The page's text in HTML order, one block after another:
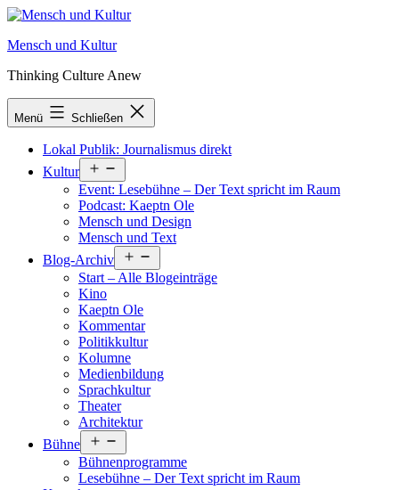
Zum
springen
Mensch und Kultur
Thinking Culture Anew
Menü Schließen
Lokal Publik: Journalismus direkt
Kultur
öffnen
Event: Lesebühne – Der Text spricht im Raum
Podcast: Kaeptn Ole
Mensch und Design
Mensch und Text
Blog-Archiv
öffnen
Start – Alle Blogeinträge
Kino
Kaeptn Ole
Kommentar
Politikkultur
Kolumne
Medienbildung
Sprachkultur
Theater
Architektur
Bühne
öffnen
Bühnenprogramme
Lesebühne – Der Text spricht im Raum